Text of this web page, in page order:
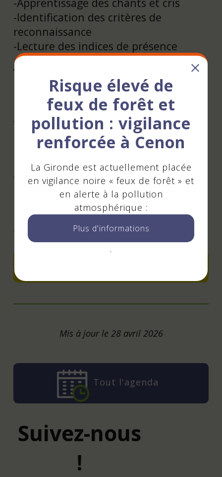
-Identification des critères de
reconnaissance
-Lecture des indices de présence
Atelier animé par Mathieu Moulis
Inscription/Réservation : Oui
Email de l'association:
lasource@cenon.fr
Tarifs
gratuit sur inscription
Contact - Réservation
Tél : 0745603636
Mis à jour le 28 avril 2026
Tout l'agenda
Suivez-nous
!
Risque élevé de
feux de forêt et
pollution : vigilance
renforcée à Cenon
La Gironde est actuellement placée
en vigilance noire « feux de forêt » et
en alerte à la pollution
atmosphérique :
Plus d'informations
.